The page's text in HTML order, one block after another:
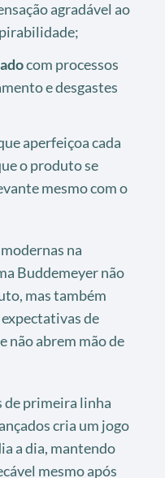
agradável ao
com processos
e desgastes
aperfeiçoa cada
o produto se
mesmo com o
na
Buddemeyer não
mas também
de
não abrem mão de
de primeira linha
cria um jogo
a dia, mantendo
mesmo após